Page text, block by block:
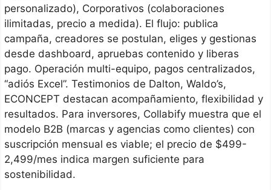
personalizado), Corporativos (colaboraciones
ilimitadas, precio a medida). El flujo: publica
campaña, creadores se postulan, eliges y gestionas
desde dashboard, apruebas contenido y liberas
pago. Operación multi-equipo, pagos centralizados,
“adiós Excel”. Testimonios de Dalton, Waldo’s,
ECONCEPT destacan acompañamiento, flexibilidad y
resultados. Para inversores, Collabify muestra que el
modelo B2B (marcas y agencias como clientes) con
suscripción mensual es viable; el precio de $499-
2,499/mes indica margen suficiente para
sostenibilidad.